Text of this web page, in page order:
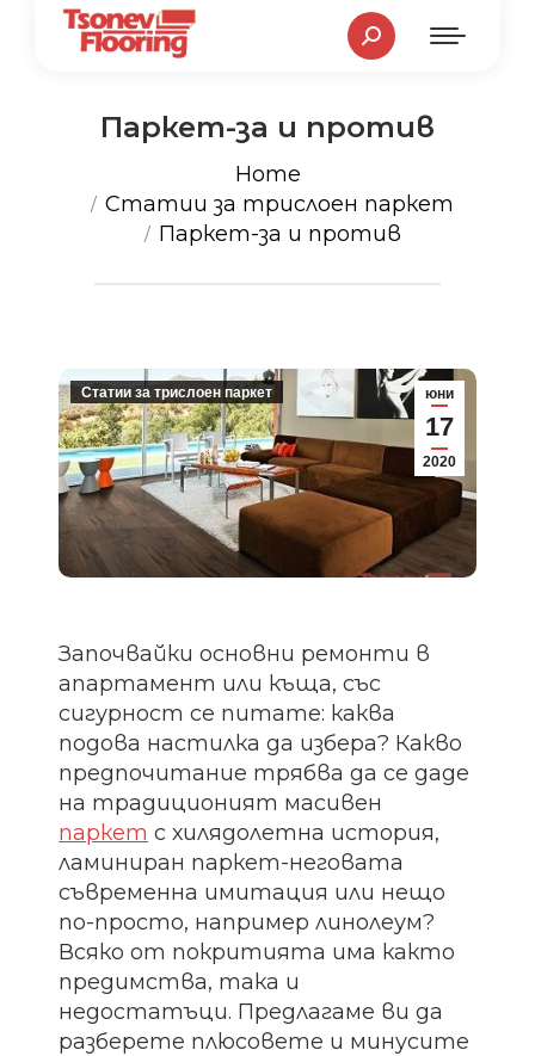
Search:
Паркет-за и против
Home
Статии за трислоен паркет
Паркет-за и против
юни
17
2020
Статии за трислоен паркет
Започвайки основни ремонти в
апартамент или къща, със
сигурност се питате: каква
подова настилка да избера? Какво
предпочитание трябва да се даде
на традиционият масивен
паркет с хилядолетна история,
ламиниран паркет-неговата
съвременна имитация или нещо
по-просто, например линолеум?
Всяко от покритията има както
предимства, така и
недостатъци. Предлагаме ви да
разберете плюсовете и минусите